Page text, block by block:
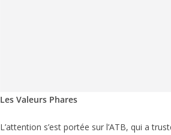
Les Valeurs Phares
L’attention s’est portée sur l’ATB, qui a